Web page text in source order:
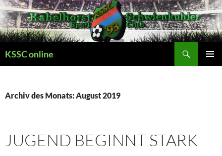
Zum
Inhalt
springen
KSSC online
Archiv des Monats: August 2019
JUGEND BEGINNT STARK